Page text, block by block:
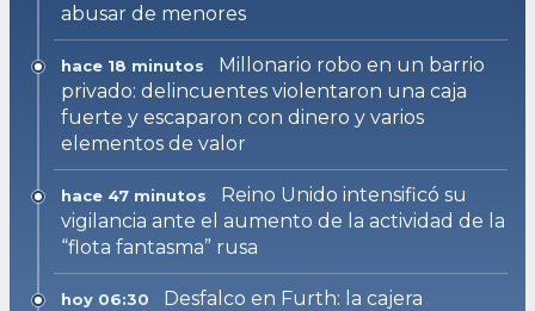
abusar de menores
hace 18 minutos
Millonario robo en un barrio
privado: delincuentes violentaron una caja
fuerte y escaparon con dinero y varios
elementos de valor
hace 47 minutos
Reino Unido intensificó su
vigilancia ante el aumento de la actividad de la
“flota fantasma” rusa
hoy 06:30
Desfalco en Furth: la cajera